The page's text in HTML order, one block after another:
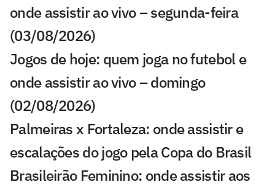
onde assistir ao vivo – segunda-feira
(03/08/2026)
Jogos de hoje: quem joga no futebol e
onde assistir ao vivo – domingo
(02/08/2026)
Palmeiras x Fortaleza: onde assistir e
escalações do jogo pela Copa do Brasil
Brasileirão Feminino: onde assistir aos